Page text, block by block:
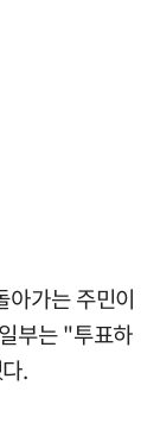
가는 주민이
부는 "투표하
.